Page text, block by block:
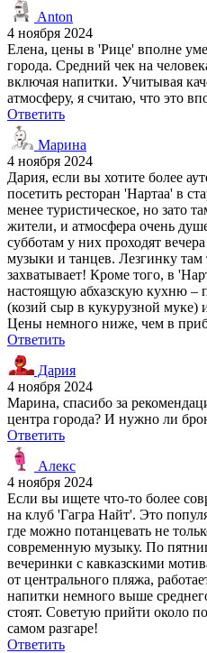
Anton
4 ноября 2024
Елена, цены в 'Рице' вполне
города. Средний чек на
включая напитки. Учитывая
атмосферу, я считаю, что это
Ответить
Марина
4 ноября 2024
Дария, если вы хотите более
посетить ресторан 'Нартаа' в
менее туристическое, но зато
жители, и атмосфера очень
субботам у них проходят
музыки и танцев. Лезгинку там
захватывает! Кроме того, в
настоящую абхазскую кухню –
(козий сыр в кукурузной муке)
Цены немного ниже, чем в
Ответить
Дария
4 ноября 2024
Марина, спасибо за
центра города? И нужно ли
Ответить
Алекс
4 ноября 2024
Если вы ищете что-то более
на клуб 'Гагра Найт'. Это
где можно потанцевать не
современную музыку. По
вечеринки с кавказскими
от центрального пляжа,
напитки немного выше
стоят. Советую прийти около
самом разгаре!
Ответить